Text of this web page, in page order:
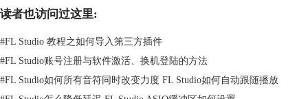
PHASE OFS ”和“ DETUNE ”两个推子都是调节每个振荡器的立体声
在立体声中的音高，音高单位为音分。
（注：音分(cent)是音高单位中最小的一种，进率如下：100音分=1半音，
读者也访问过这里:
#FL Studio 教程之如何导入第三方插件
#FL Studio账号注册与软件激活、换机登陆的方法
#FL Studio如何所有音符同时改变力度 FL Studio如何自动跟随播放